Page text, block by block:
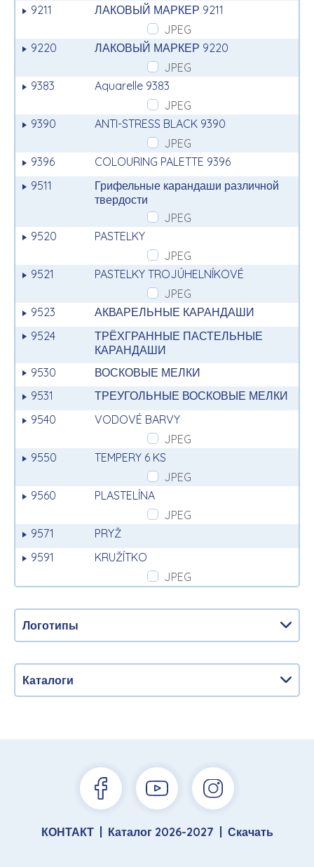
9211
ЛАКОВЫЙ МАРКЕР 9211
JPEG
9220
ЛАКОВЫЙ МАРКЕР 9220
JPEG
9383
Aquarelle 9383
JPEG
9390
ANTI-STRESS BLACK 9390
JPEG
9396
COLOURING PALETTE 9396
9511
Грифельные карандаши различной
твердости
JPEG
9520
PASTELKY
JPEG
9521
PASTELKY TROJÚHELNÍKOVÉ
JPEG
9523
АКВАРЕЛЬНЫЕ КАРАНДАШИ
9524
ТРЁХГРАННЫЕ ПАСТЕЛЬНЫЕ
КАРАНДАШИ
9530
ВОСКОВЫЕ МЕЛКИ
9531
ТРЕУГОЛЬНЫЕ ВОСКОВЫЕ МЕЛКИ
9540
VODOVÉ BARVY
JPEG
9550
TEMPERY 6 KS
JPEG
9560
PLASTELÍNA
JPEG
9571
PRYŽ
9591
KRUŽÍTKO
JPEG
Логотипы
Каталоги
КОНТАКТ Каталог 2026-2027 Скачать